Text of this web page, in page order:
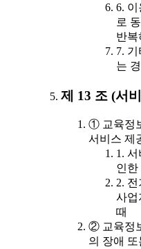
6.
로
반복
7.
는
제 13 조 (서
① 교육정
서비스 제
1.
인한
2.
사업
때
② 교육정
의 장애